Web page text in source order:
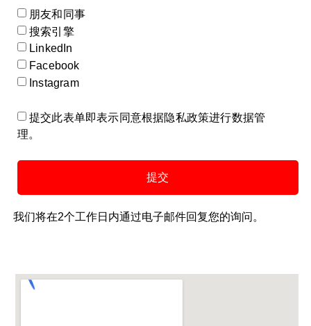
朋友和同事
搜索引擎
LinkedIn
Facebook
Instagram
提交此表单即表示同意根据隐私政策进行数据管
理。
提交
我们将在2个工作日内通过电子邮件回复您的询问。